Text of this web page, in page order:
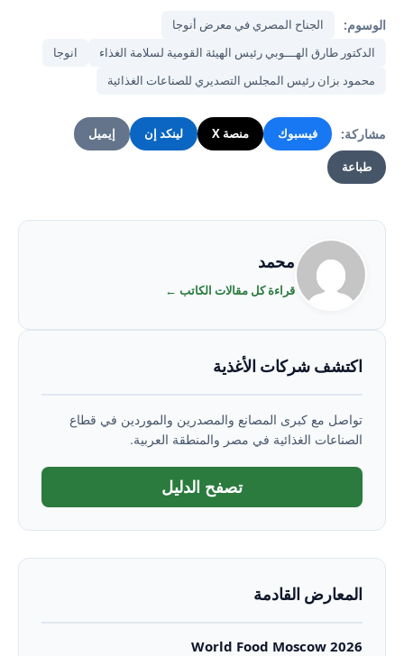
الوسوم:
الجناح المصري في معرض أنوجا
الدكتور طارق الهـــوبي رئيس الهيئة القومية لسلامة الغذاء
انوجا
محمود بزان رئيس المجلس التصديري للصناعات الغذائية
مشاركة: فيسبوك منصة X لينكد إن إيميل
طباعة
محمد
قراءة كل مقالات الكاتب ←
اكتشف شركات الأغذية
تواصل مع كبرى المصانع والمصدرين والموردين في قطاع
الصناعات الغذائية في مصر والمنطقة العربية.
تصفح الدليل
المعارض القادمة
World Food Moscow 2026